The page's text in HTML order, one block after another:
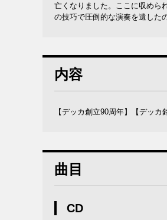
亡くなりました。ここに収めら
の技巧で圧倒的な演奏を遺した
内容
【デッカ創立90周年】【デッ
曲目
CD